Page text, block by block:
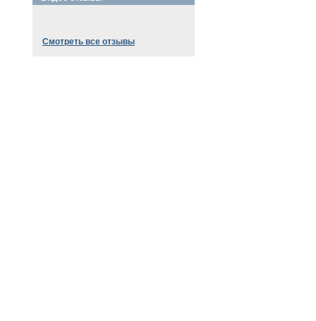
Смотреть все отзывы